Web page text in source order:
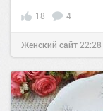
18 4
Женский сайт22:28